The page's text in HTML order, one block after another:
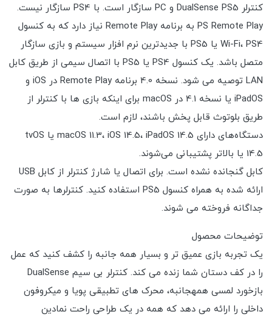
کنترلر DualSense PS5 و PC سازگار است. با PS4 سازگار نیست.
PS Remote Play به برنامه Remote Play نیاز دارد که به کنسول
Wi-Fi، PS4 یا PS5 با جدیدترین نرم افزار سیستم و بازی سازگار
متصل باشد. یک کنسول PS4 یا PS5 با اتصال سیمی از طریق کابل
LAN توصیه می شود. نسخه 4.0 برنامه Remote Play در iOS و
iPadOS یا نسخه 4.1 در macOS برای اینکه بازی ها با کنترلر از
طریق بلوتوث قابل پخش باشند، لازم است.
دستگاه‌های دارای macOS 11.3، iOS 14.5، iPadOS 14.5 یا tvOS
14.5 یا بالاتر پشتیبانی می‌شوند.
کابل گنجانده نشده است. برای اتصال یا شارژ کنترلر از کابل USB
ارائه شده به همراه کنسول PS5 استفاده کنید. کنترلرها به صورت
جداگانه فروخته می شوند.
توضیحات محصول
یک تجربه بازی عمیق تر و بسیار همه جانبه را کشف کنید که عمل
را در کف دستان شما زنده می کند. کنترلر بی سیم DualSense
بازخورد لمسی همهجانبه، محرک های تطبیقی پویا و میکروفون
داخلی را ارائه می دهد که همه در یک طراحی راحت نمادین